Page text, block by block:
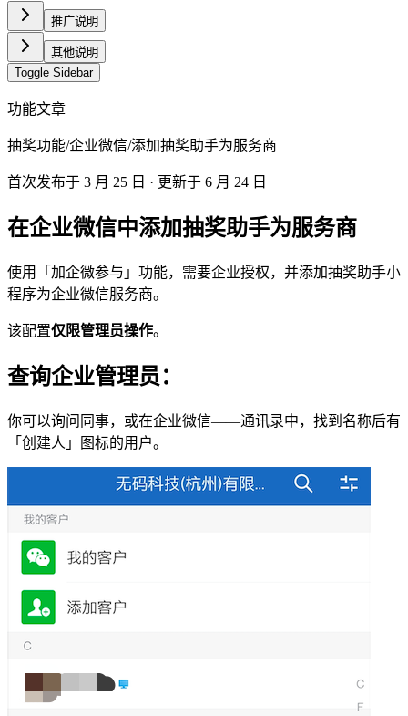
推广说明
其他说明
Toggle Sidebar
功能文章
抽奖功能/企业微信/添加抽奖助手为服务商
首次发布于 3 月 25 日 · 更新于 6 月 24 日
在企业微信中添加抽奖助手为服务商
使用「加企微参与」功能，需要企业授权，并添加抽奖助手小
程序为企业微信服务商。
该配置仅限管理员操作。
查询企业管理员：
你可以询问同事，或在企业微信——通讯录中，找到名称后有
「创建人」图标的用户。